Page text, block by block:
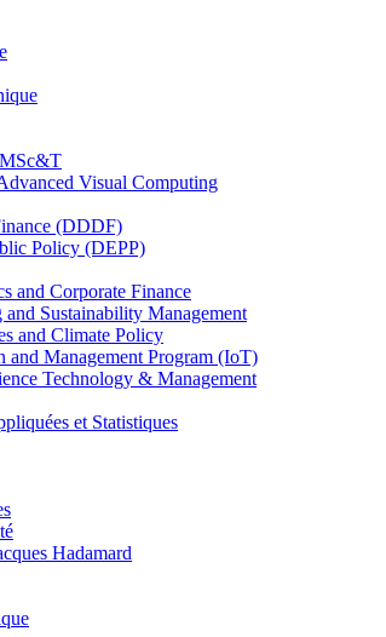
Visual Computing
(DDDF)
Policy (DEPP)
and Corporate Finance
Sustainability Management
and Climate Policy
Management Program (IoT)
Technology & Management
et Statistiques
Hadamard